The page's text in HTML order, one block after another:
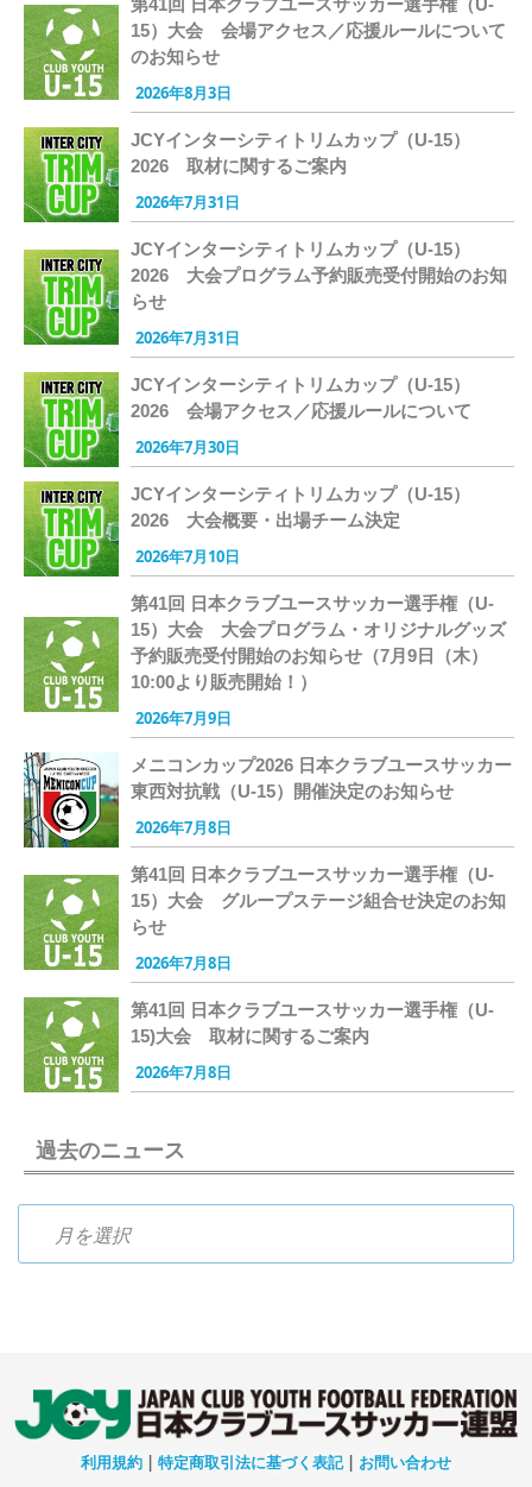
15）大会 会場アクセス／応援ルールについて
のお知らせ
2026年8月3日
JCYインターシティトリムカップ（U-15）
2026 取材に関するご案内
2026年7月31日
JCYインターシティトリムカップ（U-15）
2026 大会プログラム予約販売受付開始のお知
らせ
2026年7月31日
JCYインターシティトリムカップ（U-15）
2026 会場アクセス／応援ルールについて
2026年7月30日
JCYインターシティトリムカップ（U-15）
2026 大会概要・出場チーム決定
2026年7月10日
第41回 日本クラブユースサッカー選手権（U-
15）大会 大会プログラム・オリジナルグッズ
予約販売受付開始のお知らせ（7月9日（木）
10:00より販売開始！）
2026年7月9日
メニコンカップ2026 日本クラブユースサッカー
東西対抗戦（U-15）開催決定のお知らせ
2026年7月8日
第41回 日本クラブユースサッカー選手権（U-
15）大会 グループステージ組合せ決定のお知
らせ
2026年7月8日
第41回 日本クラブユースサッカー選手権（U-
15)大会 取材に関するご案内
2026年7月8日
過去のニュース
利用規約 | 特定商取引法に基づく表記| お問い合わせ